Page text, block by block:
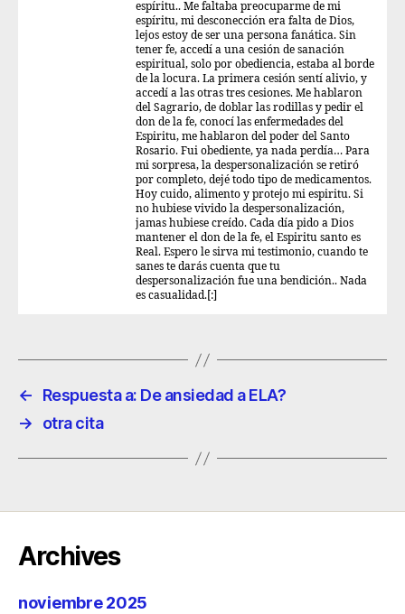
espíritu.. Me faltaba preocuparme de mi
espíritu, mi desconección era falta de Dios,
lejos estoy de ser una persona fanática. Sin
tener fe, accedí a una cesión de sanación
espiritual, solo por obediencia, estaba al borde
de la locura. La primera cesión sentí alivio, y
accedí a las otras tres cesiones. Me hablaron
del Sagrario, de doblar las rodillas y pedir el
don de la fe, conocí las enfermedades del
Espiritu, me hablaron del poder del Santo
Rosario. Fui obediente, ya nada perdía… Para
mi sorpresa, la despersonalización se retiró
por completo, dejé todo tipo de medicamentos.
Hoy cuido, alimento y protejo mi espiritu. Si
no hubiese vivido la despersonalización,
jamas hubiese creído. Cada día pido a Dios
mantener el don de la fe, el Espiritu santo es
Real. Espero le sirva mi testimonio, cuando te
sanes te darás cuenta que tu
despersonalización fue una bendición.. Nada
es casualidad.[:]
←
Respuesta a: De ansiedad a ELA?
→
otra cita
Archives
noviembre 2025